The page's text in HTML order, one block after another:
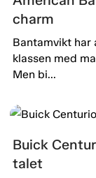
charm
Bantamvikt har
klassen med
Men bi...
Buick
talet